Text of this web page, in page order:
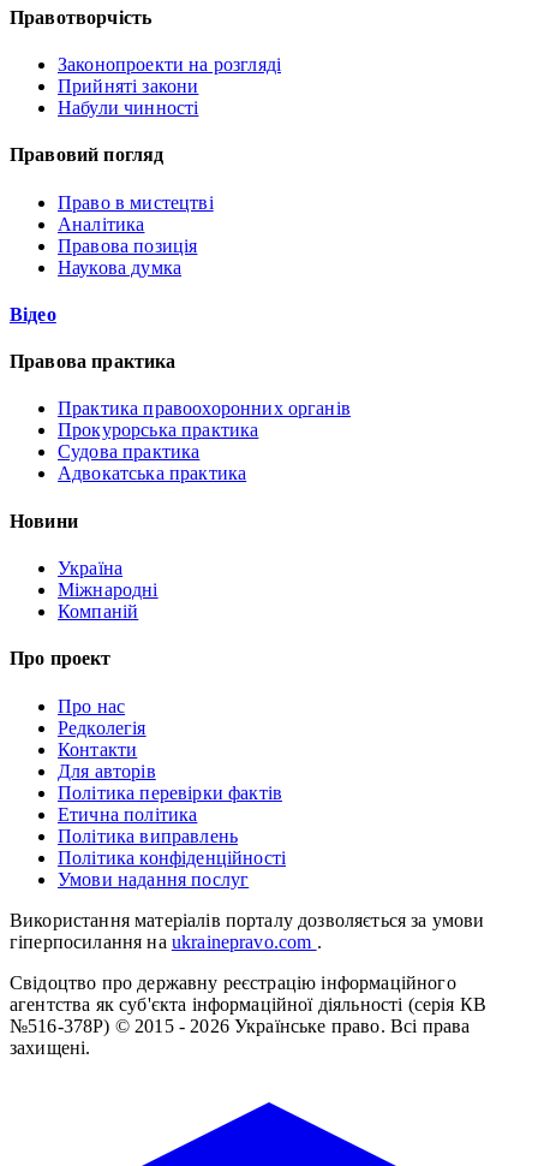
Правотворчість
Законопроекти на розгляді
Прийняті закони
Набули чинності
Правовий погляд
Право в мистецтві
Аналітика
Правова позиція
Наукова думка
Відео
Правова практика
Практика правоохоронних органів
Прокурорська практика
Судова практика
Адвокатська практика
Новини
Україна
Міжнародні
Компаній
Про проект
Про нас
Редколегія
Контакти
Для авторів
Політика перевірки фактів
Етична політика
Політика виправлень
Політика конфіденційності
Умови надання послуг
Використання матеріалів порталу дозволяється за умови
гіперпосилання на ukrainepravo.com .
Свідоцтво про державну реєстрацію інформаційного
агентства як суб'єкта інформаційної діяльності (серія КВ
№516-378Р) © 2015 - 2026 Українське право. Всі права
захищені.